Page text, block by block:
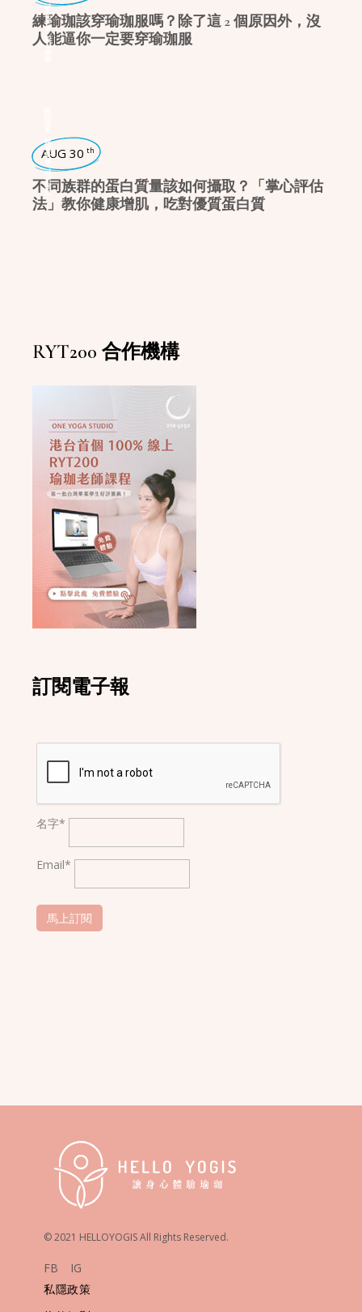
RYT200 合作機構
訂閱電子報
名字*
Email*
瑜珈企劃
瑜珈特輯
練瑜珈該穿瑜珈服嗎？除了這 2 個原因外，沒
人能逼你一定要穿瑜珈服
瑜珈生活
健康知識
AUG 30 th
不同族群的蛋白質量該如何攝取？「掌心評估
法」教你健康增肌，吃對優質蛋白質
© 2021 HELLOYOGIS All Rights Reserved.
FB
IG
私隱政策